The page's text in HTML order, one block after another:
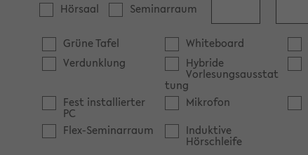
Hörsaal
Seminarraum
Grüne Tafel Whiteboard
Verdunklung
Hybride
Vorlesungsausstat
tung
Fest installierter
PC
Mikrofon
Flex-Seminarraum
Induktive
Hörschleife